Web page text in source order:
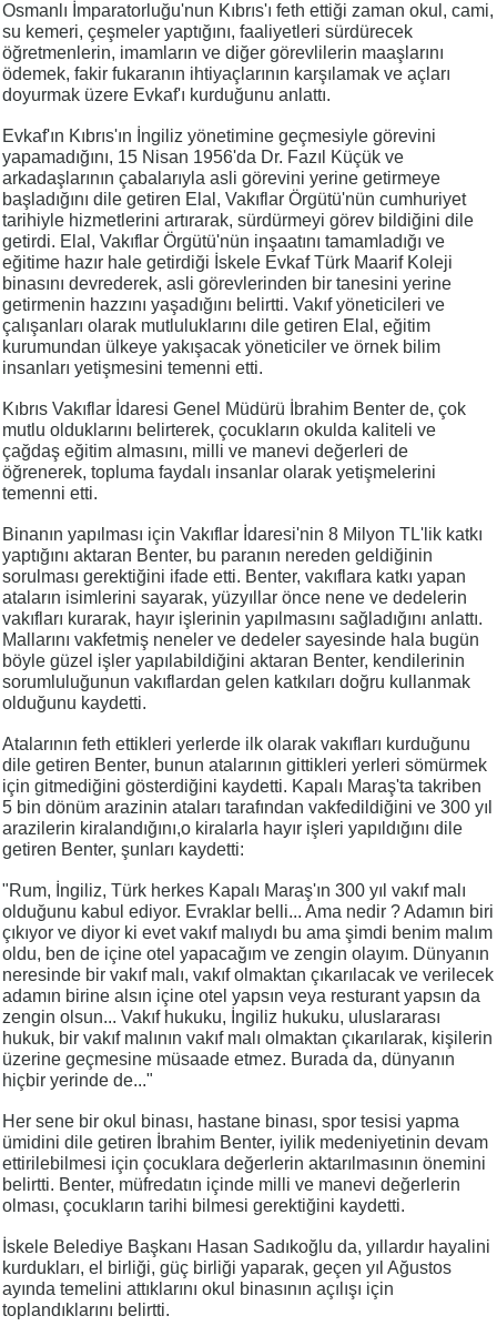
Osmanlı İmparatorluğu'nun Kıbrıs'ı feth ettiği zaman okul, cami,
su kemeri, çeşmeler yaptığını, faaliyetleri sürdürecek
öğretmenlerin, imamların ve diğer görevlilerin maaşlarını
ödemek, fakir fukaranın ihtiyaçlarının karşılamak ve açları
doyurmak üzere Evkaf'ı kurduğunu anlattı.
Evkaf'ın Kıbrıs'ın İngiliz yönetimine geçmesiyle görevini
yapamadığını, 15 Nisan 1956'da Dr. Fazıl Küçük ve
arkadaşlarının çabalarıyla asli görevini yerine getirmeye
başladığını dile getiren Elal, Vakıflar Örgütü'nün cumhuriyet
tarihiyle hizmetlerini artırarak, sürdürmeyi görev bildiğini dile
getirdi. Elal, Vakıflar Örgütü'nün inşaatını tamamladığı ve
eğitime hazır hale getirdiği İskele Evkaf Türk Maarif Koleji
binasını devrederek, asli görevlerinden bir tanesini yerine
getirmenin hazzını yaşadığını belirtti. Vakıf yöneticileri ve
çalışanları olarak mutluluklarını dile getiren Elal, eğitim
kurumundan ülkeye yakışacak yöneticiler ve örnek bilim
insanları yetişmesini temenni etti.
Kıbrıs Vakıflar İdaresi Genel Müdürü İbrahim Benter de, çok
mutlu olduklarını belirterek, çocukların okulda kaliteli ve
çağdaş eğitim almasını, milli ve manevi değerleri de
öğrenerek, topluma faydalı insanlar olarak yetişmelerini
temenni etti.
Binanın yapılması için Vakıflar İdaresi'nin 8 Milyon TL'lik katkı
yaptığını aktaran Benter, bu paranın nereden geldiğinin
sorulması gerektiğini ifade etti. Benter, vakıflara katkı yapan
ataların isimlerini sayarak, yüzyıllar önce nene ve dedelerin
vakıfları kurarak, hayır işlerinin yapılmasını sağladığını anlattı.
Mallarını vakfetmiş neneler ve dedeler sayesinde hala bugün
böyle güzel işler yapılabildiğini aktaran Benter, kendilerinin
sorumluluğunun vakıflardan gelen katkıları doğru kullanmak
olduğunu kaydetti.
Atalarının feth ettikleri yerlerde ilk olarak vakıfları kurduğunu
dile getiren Benter, bunun atalarının gittikleri yerleri sömürmek
için gitmediğini gösterdiğini kaydetti. Kapalı Maraş'ta takriben
5 bin dönüm arazinin ataları tarafından vakfedildiğini ve 300 yıl
arazilerin kiralandığını,o kiralarla hayır işleri yapıldığını dile
getiren Benter, şunları kaydetti:
"Rum, İngiliz, Türk herkes Kapalı Maraş'ın 300 yıl vakıf malı
olduğunu kabul ediyor. Evraklar belli... Ama nedir ? Adamın biri
çıkıyor ve diyor ki evet vakıf malıydı bu ama şimdi benim malım
oldu, ben de içine otel yapacağım ve zengin olayım. Dünyanın
neresinde bir vakıf malı, vakıf olmaktan çıkarılacak ve verilecek
adamın birine alsın içine otel yapsın veya resturant yapsın da
zengin olsun... Vakıf hukuku, İngiliz hukuku, uluslararası
hukuk, bir vakıf malının vakıf malı olmaktan çıkarılarak, kişilerin
üzerine geçmesine müsaade etmez. Burada da, dünyanın
hiçbir yerinde de..."
Her sene bir okul binası, hastane binası, spor tesisi yapma
ümidini dile getiren İbrahim Benter, iyilik medeniyetinin devam
ettirilebilmesi için çocuklara değerlerin aktarılmasının önemini
belirtti. Benter, müfredatın içinde milli ve manevi değerlerin
olması, çocukların tarihi bilmesi gerektiğini kaydetti.
İskele Belediye Başkanı Hasan Sadıkoğlu da, yıllardır hayalini
kurdukları, el birliği, güç birliği yaparak, geçen yıl Ağustos
ayında temelini attıklarını okul binasının açılışı için
toplandıklarını belirtti.